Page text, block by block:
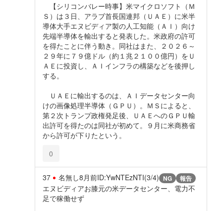
【シリコンバレー時事】米マイクロソフト（Ｍ
Ｓ）は３日、アラブ首長国連邦（ＵＡＥ）に米半
導体大手エヌビディア製の人工知能（ＡＩ）向け
先端半導体を輸出すると発表した。米政府の許可
を得たことに伴う動き。同社はまた、２０２６～
２９年に７９億ドル（約１兆２１００億円）をＵ
ＡＥに投資し、ＡＩインフラの構築などを後押し
する。
ＵＡＥに輸出するのは、ＡＩデータセンター向
けの画像処理半導体（ＧＰＵ）。ＭＳによると、
第２次トランプ政権発足後、ＵＡＥへのＧＰＵ輸
出許可を得たのは同社が初めて。９月に米商務省
から許可が下りたという。
0
37 名無し8月前ID:YwNTEzNTI(3/4) NG 報告
エヌビディアお膝元の米データセンター、電力不
足で稼働せず